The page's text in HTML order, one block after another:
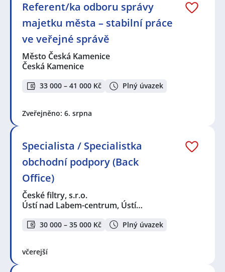
Referent/ka odboru správy
majetku města – stabilní práce
ve veřejné správě
Město Česká Kamenice
Česká Kamenice
33 000 – 41 000 Kč Plný úvazek
Zveřejněno: 6. srpna
Specialista / Specialistka
obchodní podpory (Back
Office)
České filtry, s.r.o.
Ústí nad Labem-centrum, Ústí…
30 000 – 35 000 Kč Plný úvazek
včerejší